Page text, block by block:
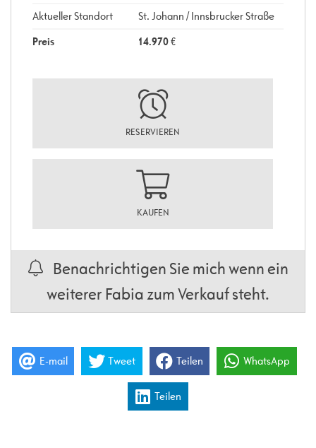
Aktueller Standort
St. Johann / Innsbrucker Straße
Preis
14.970€
RESERVIEREN
KAUFEN
Benachrichtigen Sie mich wenn ein
weiterer Fabia zum Verkauf steht.
E-mail Tweet Teilen WhatsApp
Teilen